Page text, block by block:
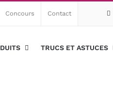
Concours Contact
TRUCS ET ASTUCES